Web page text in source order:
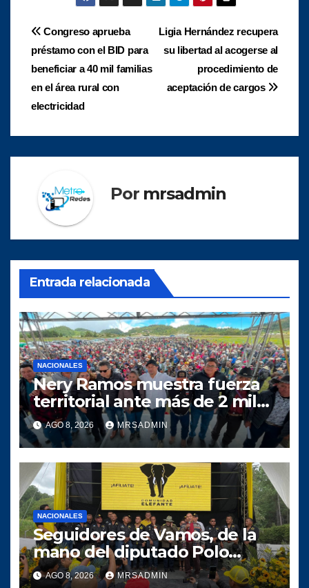
Navegación
de
entradas
Ligia Hernández recupera
su libertad al acogerse al
procedimiento de
aceptación de cargos
Congreso aprueba
préstamo con el BID para
beneficiar a 40 mil familias
en el área rural con
electricidad
Por mrsadmin
Entrada relacionada
NACIONALES
Nery Ramos muestra fuerza
territorial ante más de 2 mil
personas en Huehuetenango
AGO 8, 2026 MRSADMIN
NACIONALES
Seguidores de Vamos, de la
mano del diputado Polo
Salazar, fortalecen a
AGO 8, 2026 MRSADMIN